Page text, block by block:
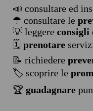
📣 consultare ed
☂ consultare le
💡 leggere consigli
🗓️ prenotare
📝 richiedere
🏷️ scoprire le
🏆 guadagnare